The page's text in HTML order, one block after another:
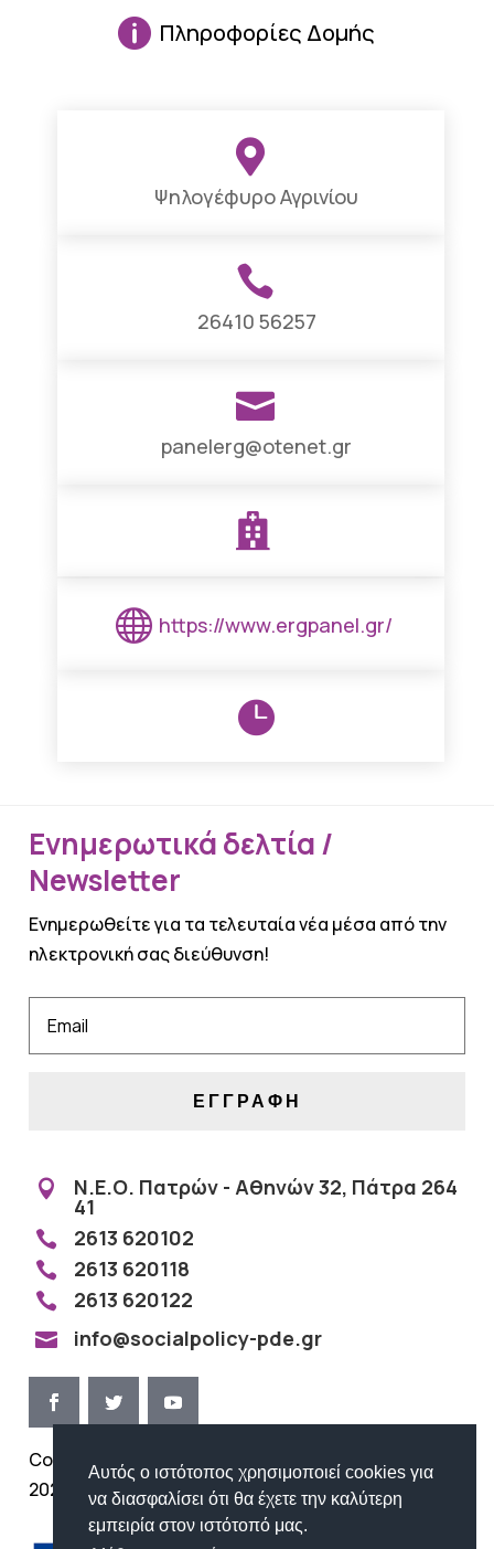
Αυτός ο ιστότοπος χρησιμοποιεί cookies για
να διασφαλίσει ότι θα έχετε την καλύτερη
εμπειρία στον ιστότοπό μας.
 Πληροφορίες Δομής

Ψηλογέφυρο Αγρινίου

26410 56257

panelerg@otenet.gr

 https://www.ergpanel.gr/

Ενημερωτικά δελτία /
Newsletter
Ενημερωθείτε για τα τελευταία νέα μέσα από την
ηλεκτρονική σας διεύθυνση!
ΕΓΓΡΑΦΗ
 Ν.Ε.Ο. Πατρών - Αθηνών 32, Πάτρα 264
41
 2613 620102
 2613 620118
 2613 620122
 info@socialpolicy-pde.gr
Copyright ©
2026
Όροι Χρήσης | Προστασία
Προσωπικών Δεδομένων